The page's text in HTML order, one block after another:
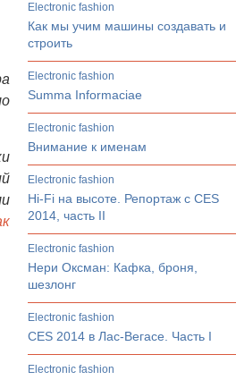
electronic fashion
Как мы учим машины создавать и
строить
electronic fashion
Summa Informaciae
electronic fashion
Внимание к именам
electronic fashion
Hi-Fi на высоте. Репортаж с CES
2014, часть II
electronic fashion
Нери Оксман: Кафка, броня,
шезлонг
electronic fashion
CES 2014 в Лас-Вегасе. Часть I
electronic fashion